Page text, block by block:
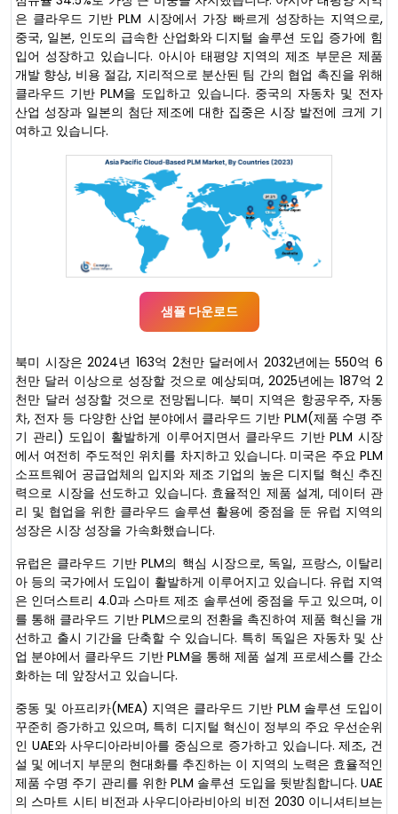
은 클라우드 기반 PLM 시장에서 가장 빠르게 성장하는 지역으로,
중국, 일본, 인도의 급속한 산업화와 디지털 솔루션 도입 증가에 힘
입어 성장하고 있습니다. 아시아 태평양 지역의 제조 부문은 제품
개발 향상, 비용 절감, 지리적으로 분산된 팀 간의 협업 촉진을 위해
클라우드 기반 PLM을 도입하고 있습니다. 중국의 자동차 및 전자
산업 성장과 일본의 첨단 제조에 대한 집중은 시장 발전에 크게 기
여하고 있습니다.
샘플 다운로드
북미 시장은 2024년 163억 2천만 달러에서 2032년에는 550억 6
천만 달러 이상으로 성장할 것으로 예상되며, 2025년에는 187억 2
천만 달러 성장할 것으로 전망됩니다. 북미 지역은 항공우주, 자동
차, 전자 등 다양한 산업 분야에서 클라우드 기반 PLM(제품 수명 주
기 관리) 도입이 활발하게 이루어지면서 클라우드 기반 PLM 시장
에서 여전히 주도적인 위치를 차지하고 있습니다. 미국은 주요 PLM
소프트웨어 공급업체의 입지와 제조 기업의 높은 디지털 혁신 추진
력으로 시장을 선도하고 있습니다. 효율적인 제품 설계, 데이터 관
리 및 협업을 위한 클라우드 솔루션 활용에 중점을 둔 유럽 지역의
성장은 시장 성장을 가속화했습니다.
유럽은 클라우드 기반 PLM의 핵심 시장으로, 독일, 프랑스, ​​이탈리
아 등의 국가에서 도입이 활발하게 이루어지고 있습니다. 유럽 지역
은 인더스트리 4.0과 스마트 제조 솔루션에 중점을 두고 있으며, 이
를 통해 클라우드 기반 PLM으로의 전환을 촉진하여 제품 혁신을 개
선하고 출시 기간을 단축할 수 있습니다. 특히 독일은 자동차 및 산
업 분야에서 클라우드 기반 PLM을 통해 제품 설계 프로세스를 간소
화하는 데 앞장서고 있습니다.
중동 및 아프리카(MEA) 지역은 클라우드 기반 PLM 솔루션 도입이
꾸준히 증가하고 있으며, 특히 디지털 혁신이 정부의 주요 우선순위
인 UAE와 사우디아라비아를 중심으로 증가하고 있습니다. 제조, 건
설 및 에너지 부문의 현대화를 추진하는 이 지역의 노력은 효율적인
제품 수명 주기 관리를 위한 PLM 솔루션 도입을 뒷받침합니다. UAE
의 스마트 시티 비전과 사우디아라비아의 비전 2030 이니셔티브는